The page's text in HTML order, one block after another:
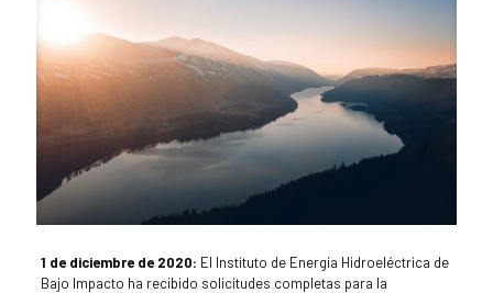
1 de diciembre de 2020: El Instituto de Energía Hidroeléctrica de
Bajo Impacto ha recibido solicitudes completas para la